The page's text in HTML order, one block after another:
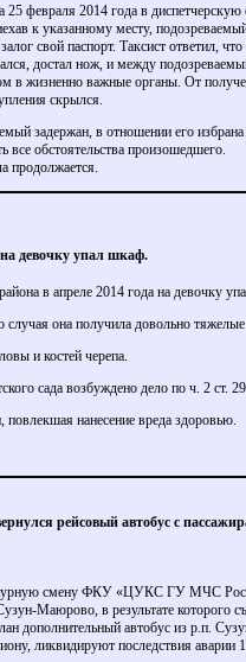
25 февраля 2014 года в
к указанному месту,
свой паспорт. Таксист ответил,
достал нож, и между
в жизненно важные органы. От
скрылся.
задержан, в отношении его
все обстоятельства произошедшего.
продолжается.
на девочку упал шкаф.
в апреле 2014 года на девочку
случая она получила довольно
и костей черепа.
сада возбуждено дело по ч. 2 ст.
повлекшая нанесение вреда здоровью.
рейсовый автобус с
смену ФКУ «ЦУКС ГУ МЧС
Маюрово, в результате которого
дополнительный автобус из р.п.
ликвидируют последствия аварии